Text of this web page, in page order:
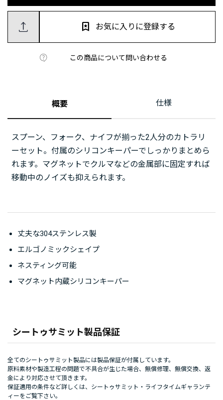
この商品について問い合わせる
お気に入りに登録する
概要 仕様
スプーン、フォーク、ナイフが揃った2人分のカトラリ
ーセット。付属のシリコンキーパーでしっかりまとめら
れます。マグネットでクルマなどの金属部に固定すれば
移動中のノイズも抑えられます。
シートゥサミット製品保証
全てのシートゥサミット製品には製品保証が付属しています。
原料素材や製造工程の問題で不具合が生じた場合、無償修理、無償交換、返
金により対応させて頂きます。
保証適用の条件など詳しくは、 シートゥサミット・ライフタイムギャランテ
ィーをご覧下さい。
丈夫な304ステンレス製
エルゴノミックシェイプ
ネスティング可能
マグネット内蔵シリコンキーパー